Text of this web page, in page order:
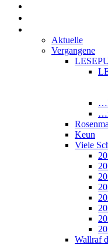
Aktuelle
Vergangene
Keun
Viele
Wallraf